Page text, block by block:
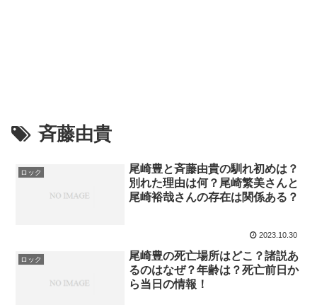
斉藤由貴
ロック
尾崎豊と斉藤由貴の馴れ初めは？
別れた理由は何？尾崎繁美さんと
尾崎裕哉さんの存在は関係ある？
2023.10.30
ロック
尾崎豊の死亡場所はどこ？諸説あ
るのはなぜ？年齢は？死亡前日か
ら当日の情報！